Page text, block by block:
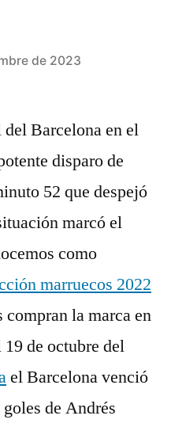
de 2023
Barcelona en el
disparo de
52 que despejó
marcó el
como
marruecos 2022
la marca en
de octubre del
el Barcelona venció
de Andrés